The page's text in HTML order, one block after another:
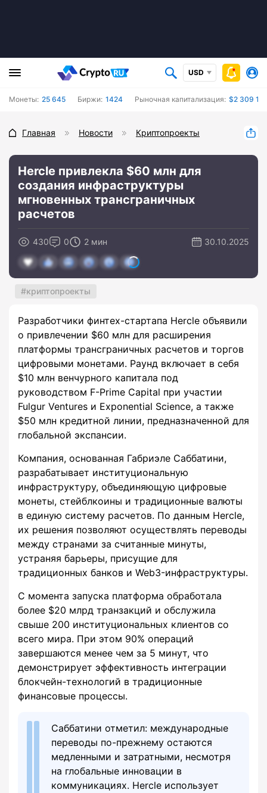
USD
Монеты: 25 645 Биржи: 1424 Рыночная капитализация: $2 309
Главная Новости Криптопроекты
Hercle привлекла $60 млн для
создания инфраструктуры
мгновенных трансграничных
расчетов
430 0 2 мин 30.10.2025
криптопроекты
Разработчики финтех-стартапа Hercle объявили
о привлечении $60 млн для расширения
платформы трансграничных расчетов и торгов
цифровыми монетами. Раунд включает в себя
$10 млн венчурного капитала под
руководством F-Prime Capital при участии
Fulgur Ventures и Exponential Science, а также
$50 млн кредитной линии, предназначенной для
глобальной экспансии.
Компания, основанная Габриэле Саббатини,
разрабатывает институциональную
инфраструктуру, объединяющую цифровые
монеты, стейблкоины и традиционные валюты
в единую систему расчетов. По данным Hercle,
их решения позволяют осуществлять переводы
между странами за считанные минуты,
устраняя барьеры, присущие для
традиционных банков и Web3-инфраструктуры.
С момента запуска платформа обработала
более $20 млрд транзакций и обслужила
свыше 200 институциональных клиентов со
всего мира. При этом 90% операций
завершаются менее чем за 5 минут, что
демонстрирует эффективность интеграции
блокчейн-технологий в традиционные
финансовые процессы.
Саббатини отметил: международные
переводы по-прежнему остаются
медленными и затратными, несмотря
на глобальные инновации в
коммуникациях. Hercle использует